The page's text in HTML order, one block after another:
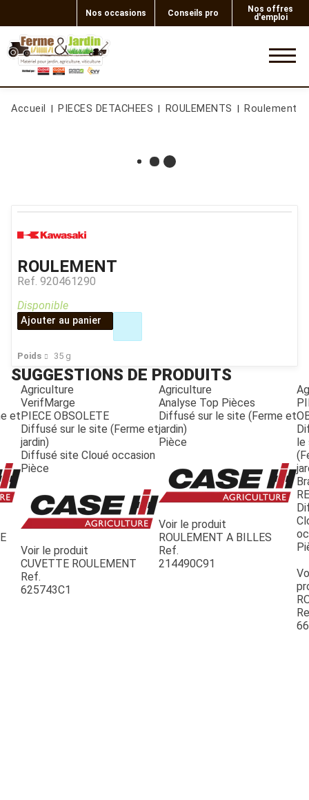
Nos occasions Conseils pro
Nos offres
d'emploi
JOUET
Accueil PIECES DETACHEES ROULEMENTS Roulement
ROULEMENT
Ref. 920461290
Poids 35 g
Disponible
Ajouter au panier
SUGGESTIONS DE PRODUITS
et
Agriculture
VerifMarge
PIECE OBSOLETE
Diffusé sur le site (Ferme et
jardin)
Diffusé site Cloué occasion
Pièce
Voir le produit
CUVETTE ROULEMENT
Ref.
625743C1
Agriculture
Analyse Top Pièces
Diffusé sur le site (Ferme et
jardin)
Pièce
Voir le produit
ROULEMENT A BILLES
Ref.
214490C91
le